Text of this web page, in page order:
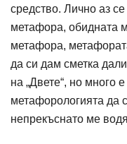
средство. Лично аз
метафора, обидната
метафора,
да си дам сметка
на „Двете“, но много
метафорологията да
непрекъснато ме